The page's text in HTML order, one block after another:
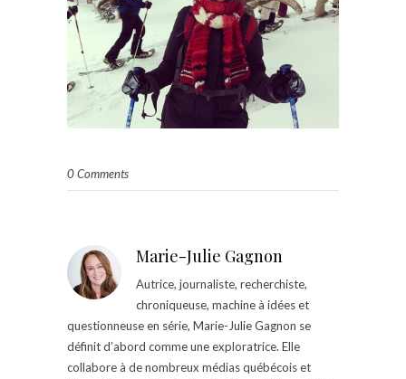
0 Comments
Marie-Julie Gagnon
Autrice, journaliste, recherchiste,
chroniqueuse, machine à idées et
questionneuse en série, Marie-Julie Gagnon se
définit d’abord comme une exploratrice. Elle
collabore à de nombreux médias québécois et